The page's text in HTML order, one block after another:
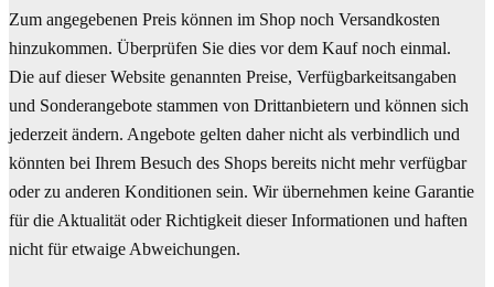
Zum angegebenen Preis können im Shop noch Versandkosten
hinzukommen. Überprüfen Sie dies vor dem Kauf noch einmal.
Die auf dieser Website genannten Preise, Verfügbarkeitsangaben
und Sonderangebote stammen von Drittanbietern und können sich
jederzeit ändern. Angebote gelten daher nicht als verbindlich und
könnten bei Ihrem Besuch des Shops bereits nicht mehr verfügbar
oder zu anderen Konditionen sein. Wir übernehmen keine Garantie
für die Aktualität oder Richtigkeit dieser Informationen und haften
nicht für etwaige Abweichungen.